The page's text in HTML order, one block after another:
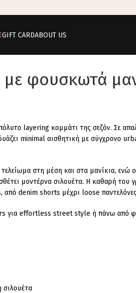
GIFT CARDABOUT US
με φουσκωτά
layering κομμάτι της σεζόν. Σε
minimal αισθητική με σύγχρονο
στη μέση και στα μανίκια, ενώ
μοντέρνα σιλουέτα. Η καθαρή του
από denim shorts μέχρι loose
για effortless street style ή πάνω από